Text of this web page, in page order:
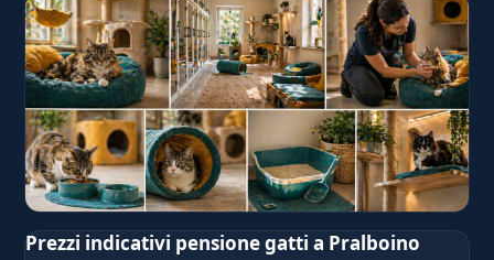
Prezzi indicativi pensione gatti a Pralboino